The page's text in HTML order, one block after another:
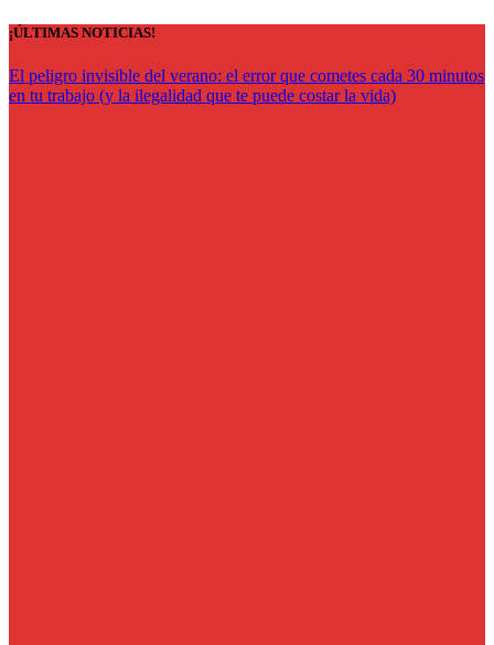
Saltar
contenido
¡ÚLTIMAS NOTICIAS!
El peligro invisible del verano: el error que cometes cada 30 minutos
en tu trabajo (y la ilegalidad que te puede costar la vida)